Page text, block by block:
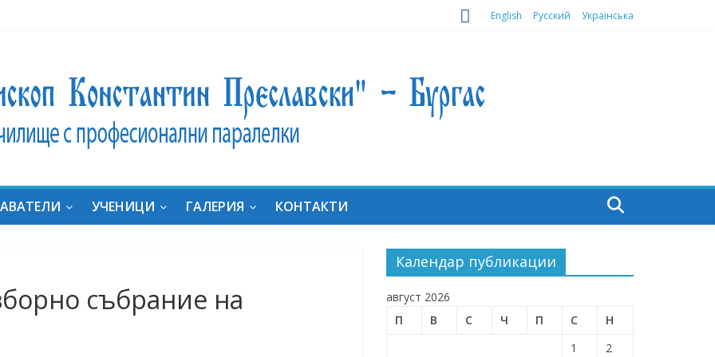
на
с
in
English Русский Українська
УЧЕНИЦИ ГАЛЕРИЯ КОНТАКТИ
събрание на
Календар публикации
август 2026
П
В С Ч П С
Н
1
2